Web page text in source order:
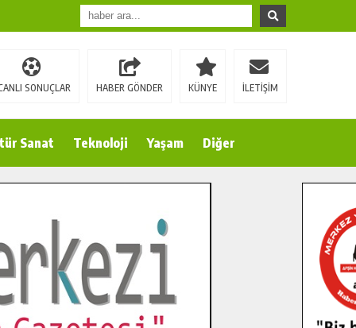
SONUÇLAR HABER GÖNDER KÜNYE İLETİŞİM
Sanat Teknoloji Yaşam Diğer